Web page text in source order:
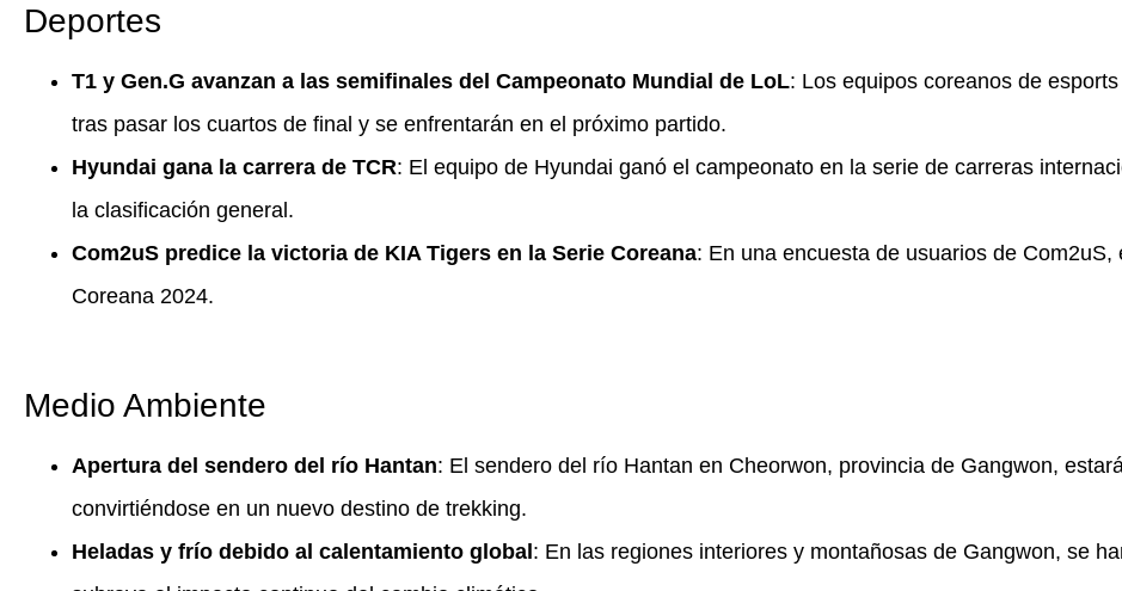
Deportes
T1 y Gen.G avanzan a las semifinales del Campeonato Mundial de LoL: Los equipos coreanos de
tras pasar los cuartos de final y se enfrentarán en el próximo partido.
Hyundai gana la carrera de TCR: El equipo de Hyundai ganó el campeonato en la serie de carreras
la clasificación general.
Com2uS predice la victoria de KIA Tigers en la Serie Coreana: En una encuesta de usuarios de
Coreana 2024.
Medio Ambiente
Apertura del sendero del río Hantan: El sendero del río Hantan en Cheorwon, provincia de Gangwon,
convirtiéndose en un nuevo destino de trekking.
Heladas y frío debido al calentamiento global: En las regiones interiores y montañosas de Gangwon, se